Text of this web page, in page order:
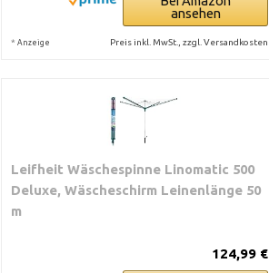
ansehen
* Anzeige Preis inkl. MwSt., zzgl. Versandkosten
Leifheit Wäschespinne Linomatic 500
Deluxe, Wäscheschirm Leinenlänge 50
m
124,99 €